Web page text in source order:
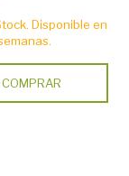
Disponible en
COMPRAR